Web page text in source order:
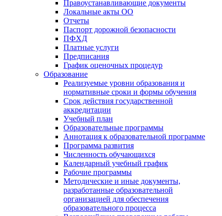
Правоустанавливающие документы
Локальные акты ОО
Отчеты
Паспорт дорожной безопасности
ПФХД
Платные услуги
Предписания
График оценочных процедур
Образование
Реализуемые уровни образования и
нормативные сроки и формы обучения
Срок действия государственной
аккредитации
Учебный план
Образовательные программы
Аннотация к образовательной программе
Программа развития
Численность обучающихся
Календарный учебный график
Рабочие программы
Методические и иные документы,
разработанные образовательной
организацией для обеспечения
образовательного процесса